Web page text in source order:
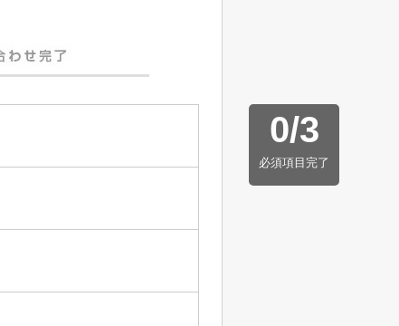
0/3
必須項目完了